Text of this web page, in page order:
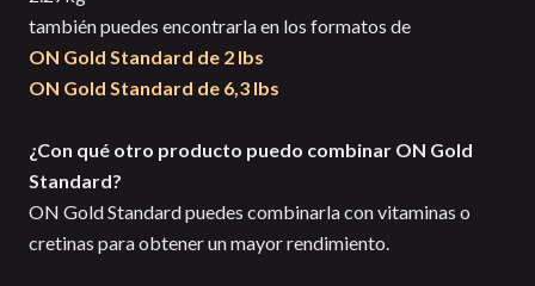
también puedes encontrarla en los formatos de
ON Gold Standard de 2 lbs
ON Gold Standard de 6,3 lbs
¿Con qué otro producto puedo combinar ON Gold
Standard?
ON Gold Standard puedes combinarla con vitaminas o
cretinas para obtener un mayor rendimiento.